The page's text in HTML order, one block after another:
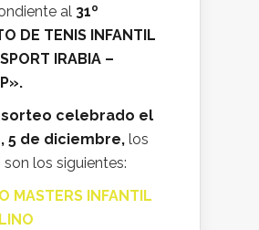
al 31º
DE TENIS INFANTIL
IRABIA –
sorteo celebrado el
5 de diciembre, los
los siguientes:
MASTERS INFANTIL